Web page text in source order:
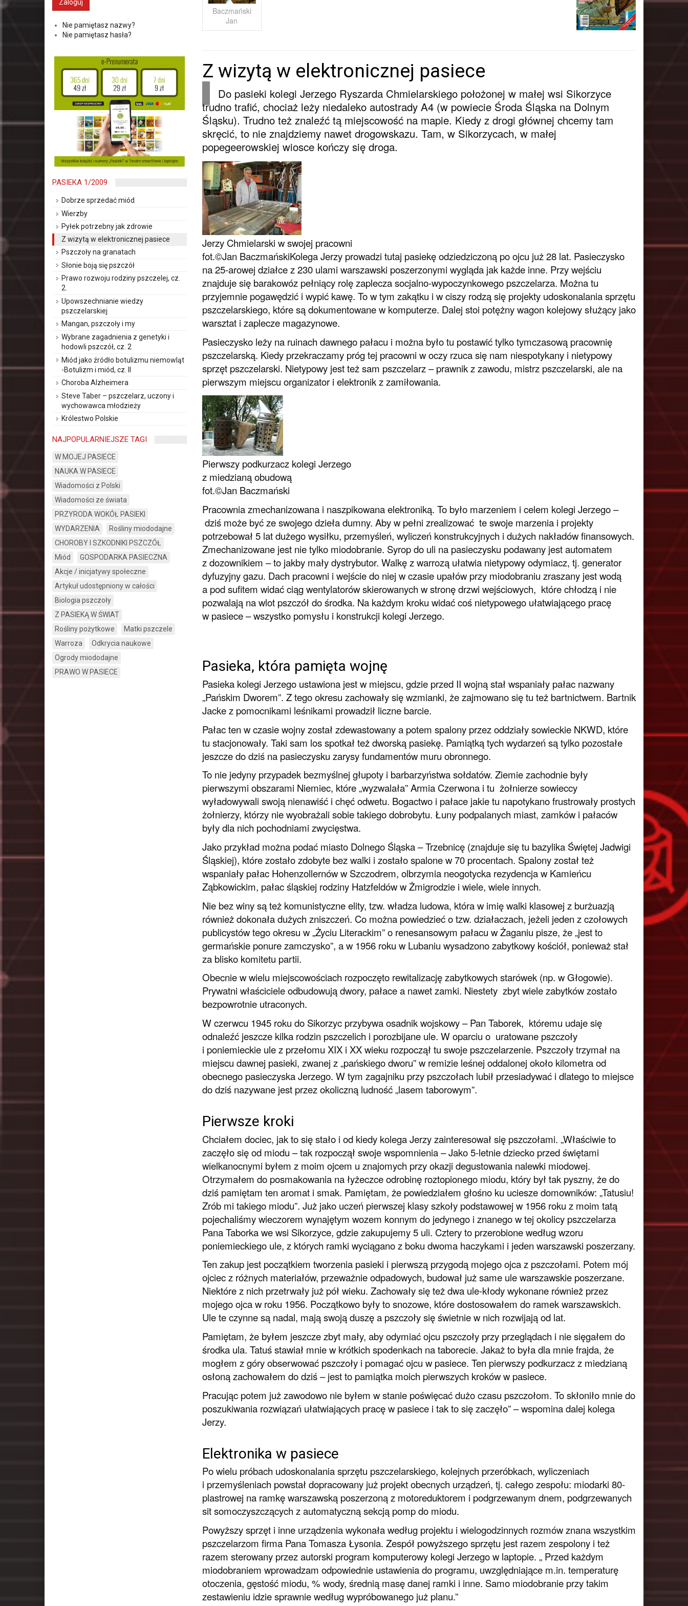
Baczmański
Jan
Z wizytą w elektronicznej pasiece
Do pasieki kolegi Jerzego Ryszarda Chmielarskiego położonej w małej wsi Sikorzyce
trudno trafić, chociaż leży niedaleko autostrady A4 (w powiecie Środa Śląska na Dolnym
Śląsku). Trudno też znaleźć tą miejscowość na mapie. Kiedy z drogi głównej chcemy tam
skręcić, to nie znajdziemy nawet drogowskazu. Tam, w Sikorzycach, w małej
popegeerowskiej wiosce kończy się droga.
Jerzy Chmielarski w swojej pracowni
fot.©Jan BaczmańskiKolega Jerzy prowadzi tutaj pasiekę odziedziczoną po ojcu już 28 lat. Pasieczysko
na 25-arowej działce z 230 ulami warszawski poszerzonymi wygląda jak każde inne. Przy wejściu
znajduje się barakowóz pełniący rolę zaplecza socjalno-wypoczynkowego pszczelarza. Można tu
przyjemnie pogawędzić i wypić kawę. To w tym zakątku i w ciszy rodzą się projekty udoskonalania sprzętu
pszczelarskiego, które są dokumentowane w komputerze. Dalej stoi potężny wagon kolejowy służący jako
warsztat i zaplecze magazynowe.
Pasieczysko leży na ruinach dawnego pałacu i można było tu postawić tylko tymczasową pracownię
pszczelarską. Kiedy przekraczamy próg tej pracowni w oczy rzuca się nam niespotykany i nietypowy
sprzęt pszczelarski. Nietypowy jest też sam pszczelarz – prawnik z zawodu, mistrz pszczelarski, ale na
pierwszym miejscu organizator i elektronik z zamiłowania.
Pierwszy podkurzacz kolegi Jerzego
z miedzianą obudową
fot.©Jan Baczmański
Pracownia zmechanizowana i naszpikowana elektroniką. To było marzeniem i celem kolegi Jerzego –
dziś może być ze swojego dzieła dumny. Aby w pełni zrealizować te swoje marzenia i projekty
potrzebował 5 lat dużego wysiłku, przemyśleń, wyliczeń konstrukcyjnych i dużych nakładów finansowych.
Zmechanizowane jest nie tylko miodobranie. Syrop do uli na pasieczysku podawany jest automatem
z dozownikiem – to jakby mały dystrybutor. Walkę z warrozą ułatwia nietypowy odymiacz, tj. generator
dyfuzyjny gazu. Dach pracowni i wejście do niej w czasie upałów przy miodobraniu zraszany jest wodą
a pod sufitem widać ciąg wentylatorów skierowanych w stronę drzwi wejściowych, które chłodzą i nie
pozwalają na wlot pszczół do środka. Na każdym kroku widać coś nietypowego ułatwiającego pracę
w pasiece – wszystko pomysłu i konstrukcji kolegi Jerzego.
Pasieka, która pamięta wojnę
Pasieka kolegi Jerzego ustawiona jest w miejscu, gdzie przed II wojną stał wspaniały pałac nazwany
„Pańskim Dworem”. Z tego okresu zachowały się wzmianki, że zajmowano się tu też bartnictwem. Bartnik
Jacke z pomocnikami leśnikami prowadził liczne barcie.
Pałac ten w czasie wojny został zdewastowany a potem spalony przez oddziały sowieckie NKWD, które
tu stacjonowały. Taki sam los spotkał też dworską pasiekę. Pamiątką tych wydarzeń są tylko pozostałe
jeszcze do dziś na pasieczysku zarysy fundamentów muru obronnego.
To nie jedyny przypadek bezmyślnej głupoty i barbarzyństwa sołdatów. Ziemie zachodnie były
pierwszymi obszarami Niemiec, które „wyzwalała” Armia Czerwona i tu żołnierze sowieccy
wyładowywali swoją nienawiść i chęć odwetu. Bogactwo i pałace jakie tu napotykano frustrowały prostych
żołnierzy, którzy nie wyobrażali sobie takiego dobrobytu. Łuny podpalanych miast, zamków i pałaców
były dla nich pochodniami zwycięstwa.
Jako przykład można podać miasto Dolnego Śląska – Trzebnicę (znajduje się tu bazylika Świętej Jadwigi
Śląskiej), które zostało zdobyte bez walki i zostało spalone w 70 procentach. Spalony został też
wspaniały pałac Hohenzollernów w Szczodrem, olbrzymia neogotycka rezydencja w Kamieńcu
Ząbkowickim, pałac śląskiej rodziny Hatzfeldów w Żmigrodzie i wiele, wiele innych.
Nie bez winy są też komunistyczne elity, tzw. władza ludowa, która w imię walki klasowej z burżuazją
również dokonała dużych zniszczeń. Co można powiedzieć o tzw. działaczach, jeżeli jeden z czołowych
publicystów tego okresu w „Życiu Literackim” o renesansowym pałacu w Żaganiu pisze, że „jest to
germańskie ponure zamczysko”, a w 1956 roku w Lubaniu wysadzono zabytkowy kościół, ponieważ stał
za blisko komitetu partii.
Obecnie w wielu miejscowościach rozpoczęto rewitalizację zabytkowych starówek (np. w Głogowie).
Prywatni właściciele odbudowują dwory, pałace a nawet zamki. Niestety zbyt wiele zabytków zostało
bezpowrotnie utraconych.
W czerwcu 1945 roku do Sikorzyc przybywa osadnik wojskowy – Pan Taborek, któremu udaje się
odnaleźć jeszcze kilka rodzin pszczelich i porozbijane ule. W oparciu o uratowane pszczoły
i poniemieckie ule z przełomu XIX i XX wieku rozpoczął tu swoje pszczelarzenie. Pszczoły trzymał na
miejscu dawnej pasieki, zwanej z „pańskiego dworu” w remizie leśnej oddalonej około kilometra od
obecnego pasieczyska Jerzego. W tym zagajniku przy pszczołach lubił przesiadywać i dlatego to miejsce
do dziś nazywane jest przez okoliczną ludność „lasem taborowym”.
Pierwsze kroki
Chciałem dociec, jak to się stało i od kiedy kolega Jerzy zainteresował się pszczołami. „Właściwie to
zaczęło się od miodu – tak rozpoczął swoje wspomnienia – Jako 5-letnie dziecko przed świętami
wielkanocnymi byłem z moim ojcem u znajomych przy okazji degustowania nalewki miodowej.
Otrzymałem do posmakowania na łyżeczce odrobinę roztopionego miodu, który był tak pyszny, że do
dziś pamiętam ten aromat i smak. Pamiętam, że powiedziałem głośno ku uciesze domowników: „Tatusiu!
Zrób mi takiego miodu”. Już jako uczeń pierwszej klasy szkoły podstawowej w 1956 roku z moim tatą
pojechaliśmy wieczorem wynajętym wozem konnym do jedynego i znanego w tej okolicy pszczelarza
Pana Taborka we wsi Sikorzyce, gdzie zakupujemy 5 uli. Cztery to przerobione według wzoru
poniemieckiego ule, z których ramki wyciągano z boku dwoma haczykami i jeden warszawski poszerzany.
Ten zakup jest początkiem tworzenia pasieki i pierwszą przygodą mojego ojca z pszczołami. Potem mój
ojciec z różnych materiałów, przeważnie odpadowych, budował już same ule warszawskie poszerzane.
Niektóre z nich przetrwały już pół wieku. Zachowały się też dwa ule-kłody wykonane również przez
mojego ojca w roku 1956. Początkowo były to snozowe, które dostosowałem do ramek warszawskich.
Ule te czynne są nadal, mają swoją duszę a pszczoły się świetnie w nich rozwijają od lat.
Pamiętam, że byłem jeszcze zbyt mały, aby odymiać ojcu pszczoły przy przeglądach i nie sięgałem do
środka ula. Tatuś stawiał mnie w krótkich spodenkach na taborecie. Jakaż to była dla mnie frajda, że
mogłem z góry obserwować pszczoły i pomagać ojcu w pasiece. Ten pierwszy podkurzacz z miedzianą
osłoną zachowałem do dziś – jest to pamiątka moich pierwszych kroków w pasiece.
Pracując potem już zawodowo nie byłem w stanie poświęcać dużo czasu pszczołom. To skłoniło mnie do
poszukiwania rozwiązań ułatwiających pracę w pasiece i tak to się zaczęło” – wspomina dalej kolega
Jerzy.
Elektronika w pasiece
Po wielu próbach udoskonalania sprzętu pszczelarskiego, kolejnych przeróbkach, wyliczeniach
i przemyśleniach powstał dopracowany już projekt obecnych urządzeń, tj. całego zespołu: miodarki 80-
plastrowej na ramkę warszawską poszerzoną z motoreduktorem i podgrzewanym dnem, podgrzewanych
sit somoczyszczących z automatyczną sekcją pomp do miodu.
Powyższy sprzęt i inne urządzenia wykonała według projektu i wielogodzinnych rozmów znana wszystkim
pszczelarzom firma Pana Tomasza Łysonia. Zespół powyższego sprzętu jest razem zespolony i też
razem sterowany przez autorski program komputerowy kolegi Jerzego w laptopie. „ Przed każdym
miodobraniem wprowadzam odpowiednie ustawienia do programu, uwzględniające m.in. temperaturę
otoczenia, gęstość miodu, % wody, średnią masę danej ramki i inne. Samo miodobranie przy takim
zestawieniu idzie sprawnie według wypróbowanego już planu.”
Nie pamiętasz nazwy?
Nie pamiętasz hasła?
PASIEKA 1/2009
Dobrze sprzedać miód
Wierzby
Pyłek potrzebny jak zdrowie
Z wizytą w elektronicznej pasiece
Pszczoły na granatach
Słonie boją się pszczół
Prawo rozwoju rodziny pszczelej, cz.
2.
Upowszechnianie wiedzy
pszczelarskiej
Mangan, pszczoły i my
Wybrane zagadnienia z genetyki i
hodowli pszczół, cz. 2
Miód jako źródło botulizmu niemowląt
-Botulizm i miód, cz. II
Choroba Alzheimera
Steve Taber – pszczelarz, uczony i
wychowawca młodzieży
Królestwo Polskie
NAJPOPULARNIEJSZE TAGI
W MOJEJ PASIECE
NAUKA W PASIECE
Wiadomości z Polski
Wiadomości ze świata
PRZYRODA WOKÓŁ PASIEKI
WYDARZENIA
Rośliny miododajne
CHOROBY I SZKODNIKI PSZCZÓŁ
Miód
GOSPODARKA PASIECZNA
Akcje / inicjatywy społeczne
Artykuł udostępniony w całości
Biologia pszczoły
Z PASIEKĄ W ŚWIAT
Rośliny pożytkowe
Matki pszczele
Warroza
Odkrycia naukowe
Ogrody miododajne
PRAWO W PASIECE